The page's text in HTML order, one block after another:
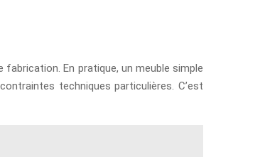
En pratique, un meuble simple
techniques particulières. C’est